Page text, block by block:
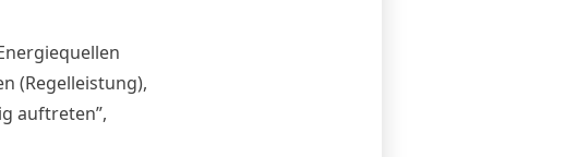
(Regelleistung),
auftreten”,